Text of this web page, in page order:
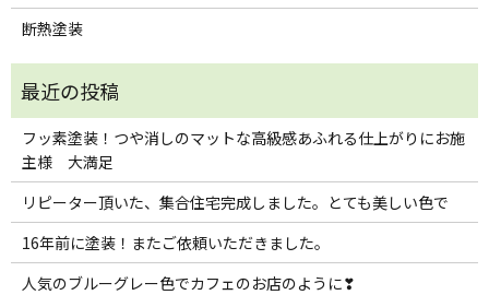
断熱塗装
フッ素塗装！つや消しのマットな高級感あふれる仕上がりにお施
主様 大満足
リピーター頂いた、集合住宅完成しました。とても美しい色で
16年前に塗装！またご依頼いただきました。
人気のブルーグレー色でカフェのお店のように❣